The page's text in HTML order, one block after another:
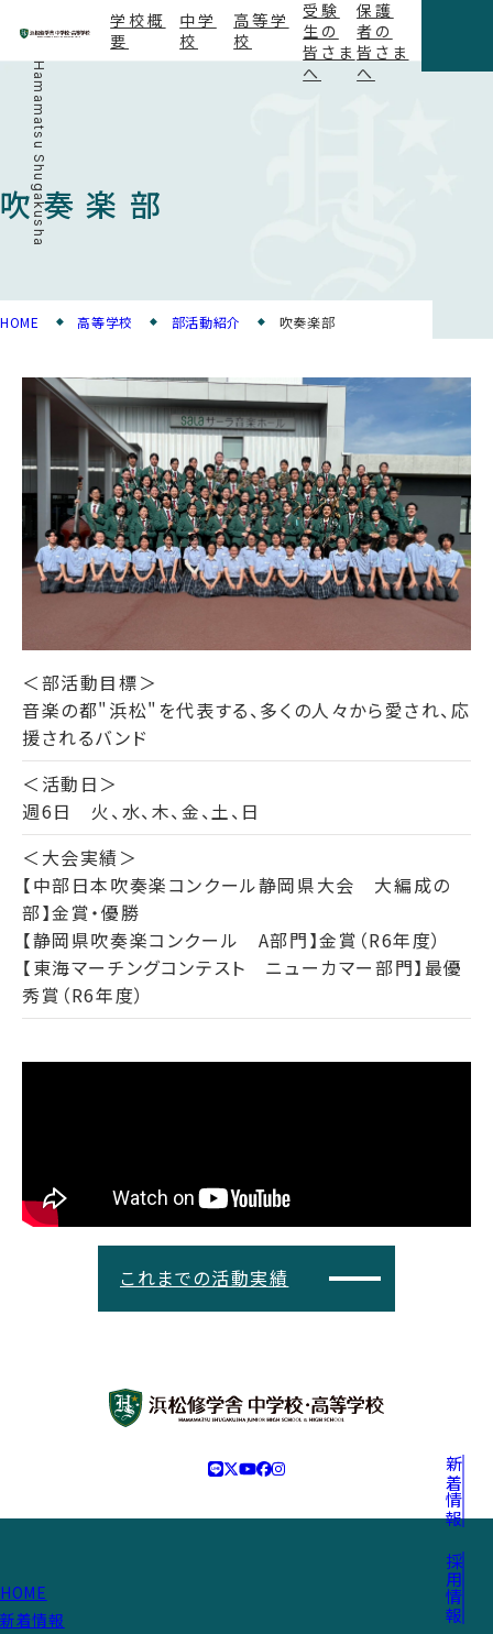
学校概
要
中学
校
高等学
校
受験
生の
皆さま
へ
保護
者の
皆さま
へ
Hamamatsu Shugakusha
新着情報
採用情報
吹奏楽部
HOME 高等学校 部活動紹介 吹奏楽部
＜部活動目標＞
音楽の都"浜松"を代表する、多くの人々から愛され、応
援されるバンド
＜活動日＞
週6日 火、水、木、金、土、日
＜大会実績＞
【中部日本吹奏楽コンクール静岡県大会 大編成の
部】金賞・優勝
【静岡県吹奏楽コンクール A部門】金賞（R6年度）
【東海マーチングコンテスト ニューカマー部門】最優
秀賞（R6年度）
これまでの活動実績
HOME
新着情報